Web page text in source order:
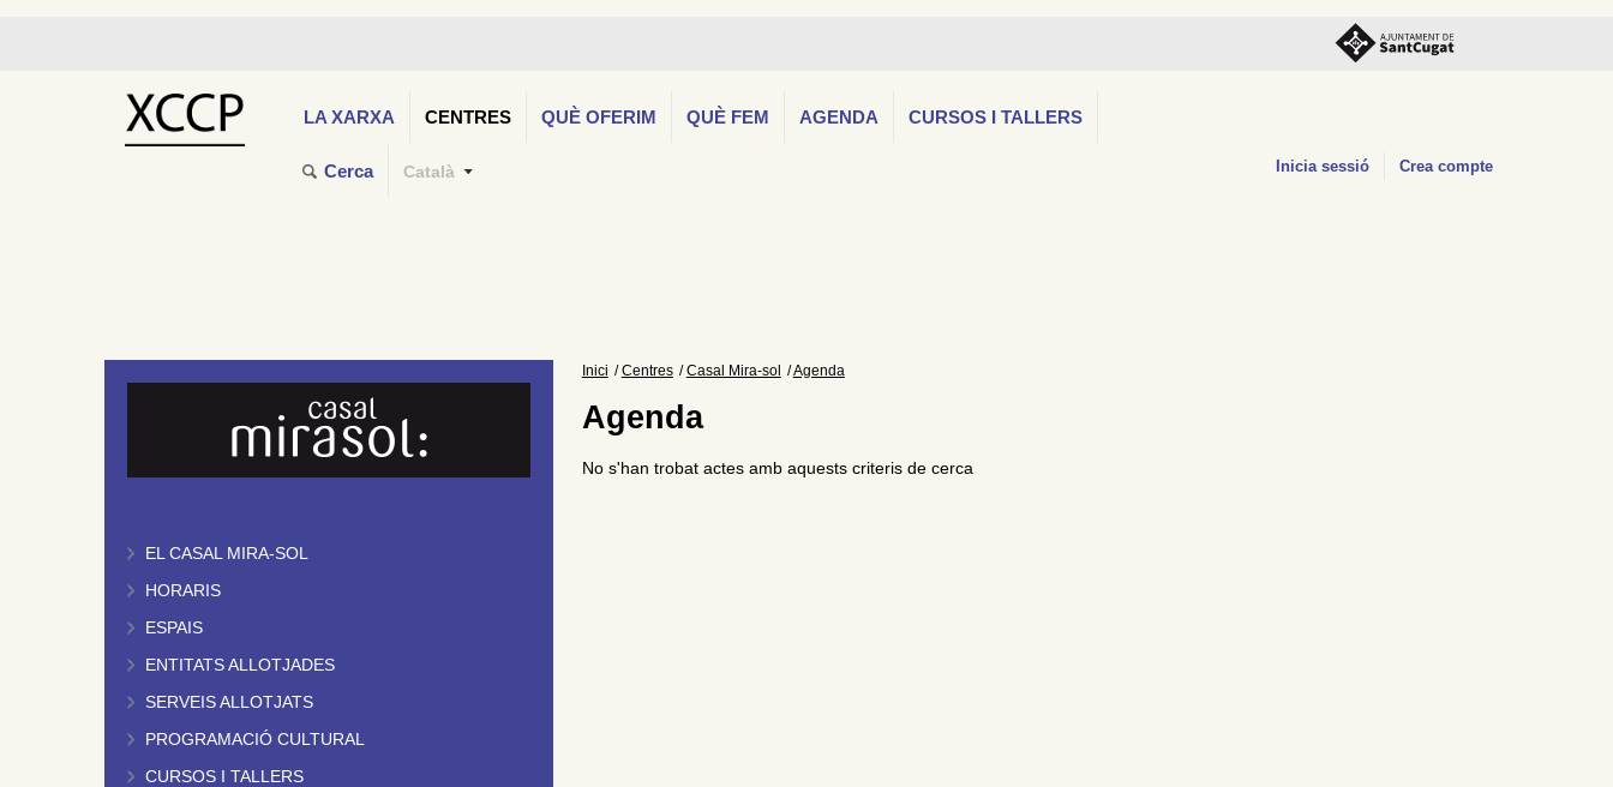
LA XARXA CENTRES QUÈ OFERIM QUÈ FEM AGENDA CURSOS I TALLERS
Cerca Català Inicia sessió Crea compte
EL CASAL MIRA-SOL
HORARIS
ESPAIS
ENTITATS ALLOTJADES
SERVEIS ALLOTJATS
PROGRAMACIÓ CULTURAL
CURSOS I TALLERS
Inici Centres Casal Mira-sol Agenda
Agenda
No s'han trobat actes amb aquests criteris de cerca